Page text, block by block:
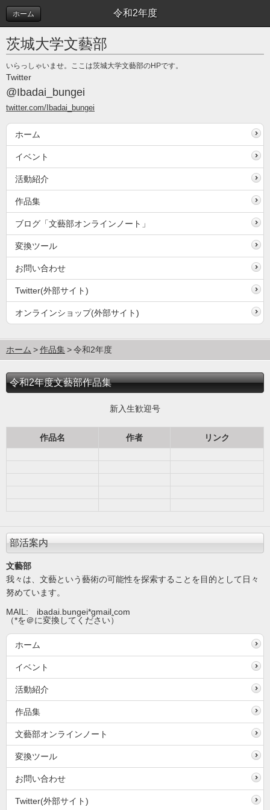
令和2年度
ホーム
茨城大学文藝部
いらっしゃいませ。ここは茨城大学文藝部のHPです。
Twitter
@Ibadai_bungei
twitter.com/Ibadai_bungei
ホーム
イベント
活動紹介
作品集
ブログ「文藝部オンラインノート」
変換ツール
お問い合わせ
Twitter(外部サイト)
オンラインショップ(外部サイト)
ホーム 作品集 令和2年度
令和2年度文藝部作品集
新入生歓迎号
作品名 作者 リンク
部活案内
文藝部
我々は、文藝という藝術の可能性を探索することを目的として日々
努めています。
MAIL: ibadai.bungei*gmail com
（*を＠に変換してください）
ホーム
イベント
活動紹介
作品集
文藝部オンラインノート
変換ツール
お問い合わせ
Twitter(外部サイト)